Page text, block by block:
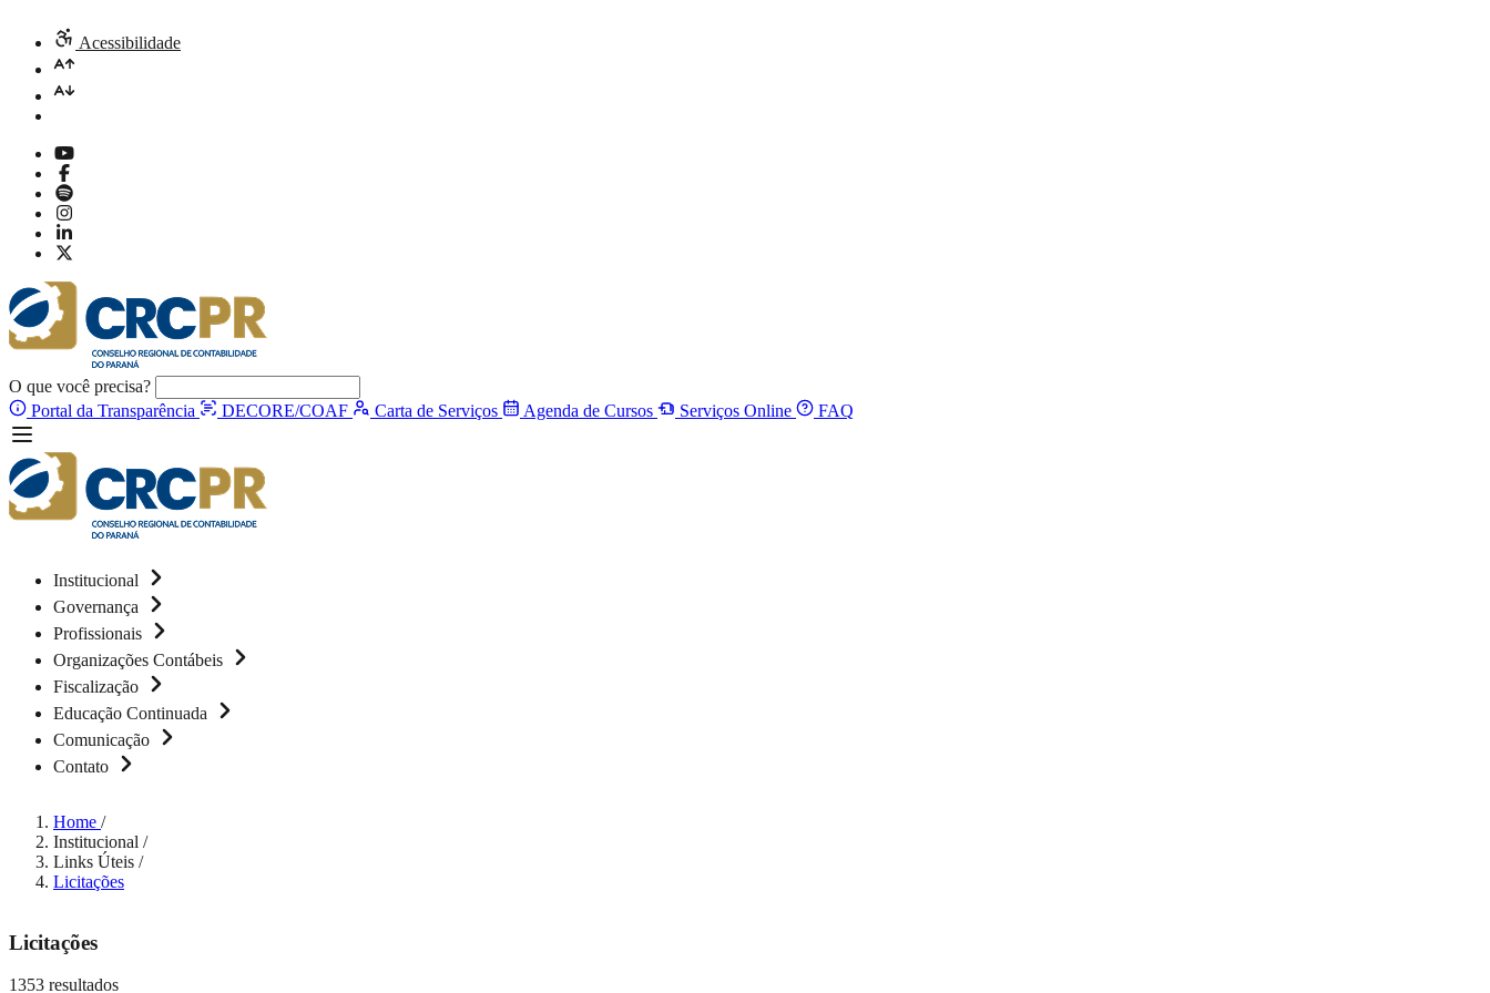
Acessibilidade
O que você precisa?
Portal da Transparência
DECORE/COAF Carta de Serviços Agenda de Cursos Serviços Online FAQ
Institucional
Governança
Profissionais
Organizações Contábeis
Fiscalização
Educação Continuada
Comunicação
Contato
Home /
Institucional /
Links Úteis /
Licitações
Licitações
1353 resultados